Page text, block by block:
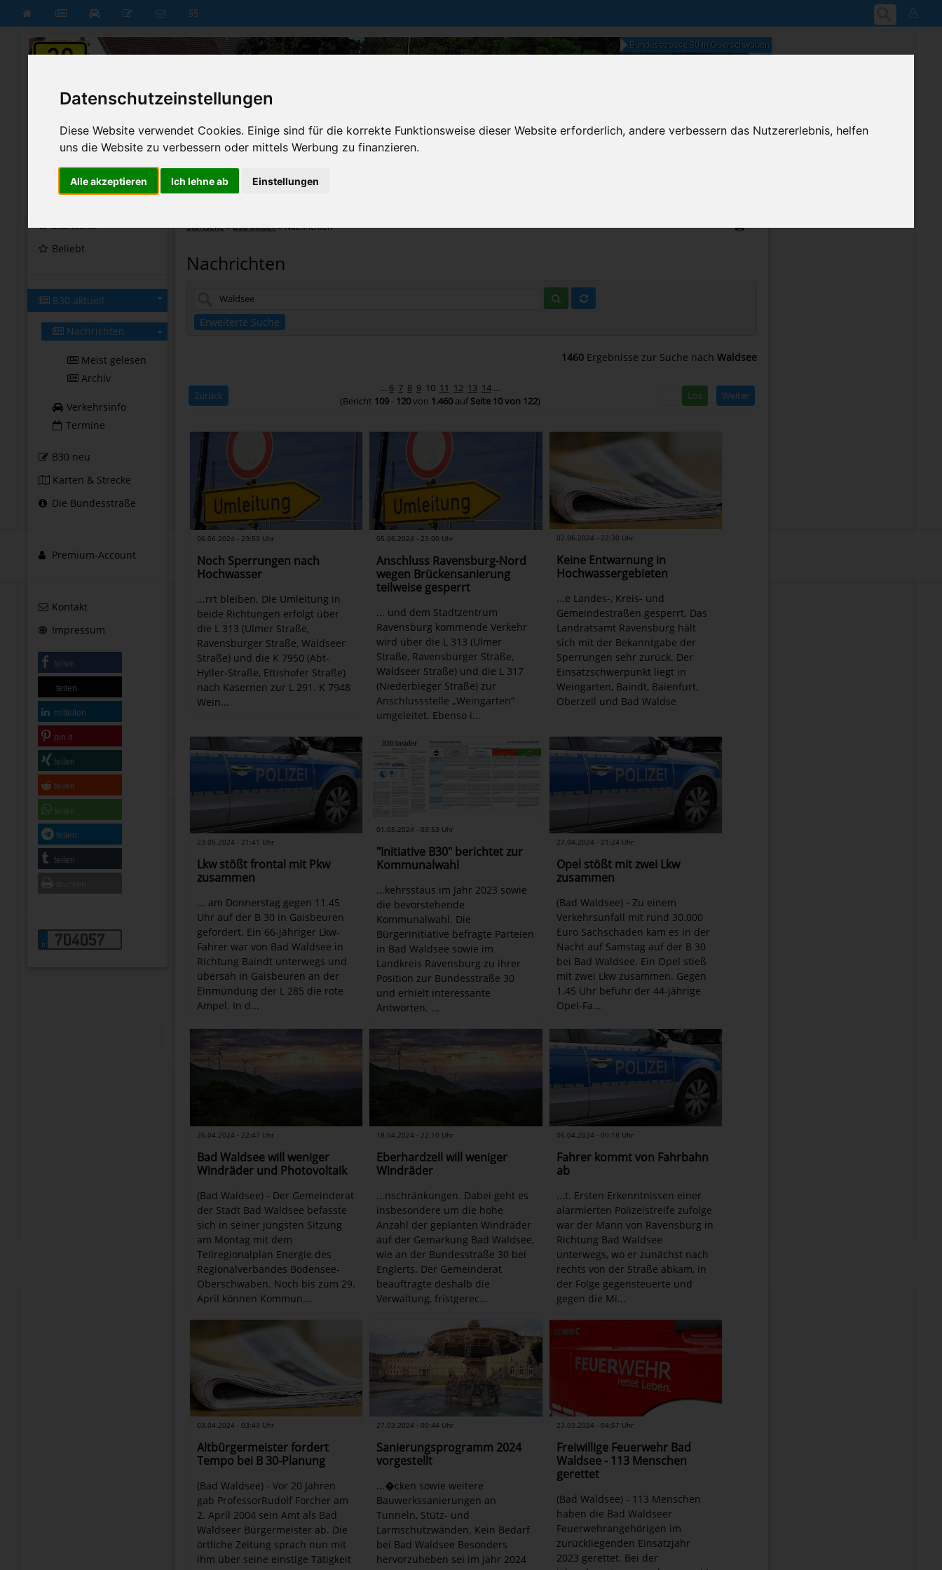
Datenschutzeinstellungen
Diese Website verwendet Cookies. Einige sind für die korrekte Funktionsweise dieser Website erforderlich, andere verbessern das Nutzererlebnis, helfen
uns die Website zu verbessern oder mittels Werbung zu finanzieren.
Alle akzeptieren Ich lehne ab Einstellungen
§§
Bundesstrasse 30 in Oberschwaben
07:39
B30 aktuell B30 neu
Startseite
Beliebt
B30 aktuell
Nachrichten
Meist gelesen
Archiv
Verkehrsinfo
Termine
B30 neu
Karten & Strecke
Die Bundesstraße
Premium-Account
Kontakt
Impressum
teilen
teilen
mitteilen
pin it
teilen
teilen
teilen
teilen
teilen
704057
Startseite»B30 aktuell»Nachrichten
Nachrichten
Erweiterte Suche
1460 Ergebnisse zur Suche nach Waldsee
Zurück
… 6 7 8 9 10 11 12 13 14 …
(Bericht 109 - 120von 1.460 aufSeite 10 von 122) Weiter
06.06.2024 - 23:53 Uhr
Noch Sperrungen nach
Hochwasser
...rrt bleiben. Die Umleitung in
beide Richtungen erfolgt über
die L 313 (Ulmer Straße,
Ravensburger Straße, Waldseer
Straße) und die K 7950 (Abt-
Hyller-Straße, Ettishofer Straße)
nach Kasernen zur L 291. K 7948
Wein...
05.06.2024 - 23:00 Uhr
Anschluss Ravensburg-Nord
wegen Brückensanierung
teilweise gesperrt
... und dem Stadtzentrum
Ravensburg kommende Verkehr
wird über die L 313 (Ulmer
Straße, Ravensburger Straße,
Waldseer Straße) und die L 317
(Niederbieger Straße) zur
Anschlussstelle „Weingarten“
umgeleitet. Ebenso i...
02.06.2024 - 22:30 Uhr
Keine Entwarnung in
Hochwassergebieten
...e Landes-, Kreis- und
Gemeindestraßen gesperrt. Das
Landratsamt Ravensburg hält
sich mit der Bekanntgabe der
Sperrungen sehr zurück. Der
Einsatzschwerpunkt liegt in
Weingarten, Baindt, Baienfurt,
Oberzell und Bad Waldse
23.05.2024 - 21:41 Uhr
Lkw stößt frontal mit Pkw
zusammen
... am Donnerstag gegen 11.45
Uhr auf der B 30 in Gaisbeuren
gefordert. Ein 66-jähriger Lkw-
Fahrer war von Bad Waldsee in
Richtung Baindt unterwegs und
übersah in Gaisbeuren an der
Einmündung der L 285 die rote
Ampel. In d...
01.05.2024 - 03:53 Uhr
"Initiative B30" berichtet zur
Kommunalwahl
...kehrsstaus im Jahr 2023 sowie
die bevorstehende
Kommunalwahl. Die
Bürgerinitiative befragte Parteien
in Bad Waldsee sowie im
Landkreis Ravensburg zu ihrer
Position zur Bundesstraße 30
und erhielt interessante
Antworten. ...
27.04.2024 - 21:24 Uhr
Opel stößt mit zwei Lkw
zusammen
(Bad Waldsee) - Zu einem
Verkehrsunfall mit rund 30.000
Euro Sachschaden kam es in der
Nacht auf Samstag auf der B 30
bei Bad Waldsee. Ein Opel stieß
mit zwei Lkw zusammen. Gegen
1.45 Uhr befuhr der 44-jährige
Opel-Fa...
26.04.2024 - 22:47 Uhr
Bad Waldsee will weniger
Windräder und Photovoltaik
(Bad Waldsee) - Der Gemeinderat
der Stadt Bad Waldsee befasste
sich in seiner jüngsten Sitzung
am Montag mit dem
Teilregionalplan Energie des
Regionalverbandes Bodensee-
Oberschwaben. Noch bis zum 29.
April können Kommun...
18.04.2024 - 22:10 Uhr
Eberhardzell will weniger
Windräder
...nschränkungen. Dabei geht es
insbesondere um die hohe
Anzahl der geplanten Windräder
auf der Gemarkung Bad Waldsee,
wie an der Bundesstraße 30 bei
Englerts. Der Gemeinderat
beauftragte deshalb die
Verwaltung, fristgerec...
06.04.2024 - 00:18 Uhr
Fahrer kommt von Fahrbahn
ab
...t. Ersten Erkenntnissen einer
alarmierten Polizeistreife zufolge
war der Mann von Ravensburg in
Richtung Bad Waldsee
unterwegs, wo er zunächst nach
rechts von der Straße abkam, in
der Folge gegensteuerte und
gegen die Mi...
03.04.2024 - 03:43 Uhr
Altbürgermeister fordert
Tempo bei B 30-Planung
(Bad Waldsee) - Vor 20 Jahren
gab ProfessorRudolf Forcher am
2. April 2004 sein Amt als Bad
Waldseer Bürgermeister ab. Die
örtliche Zeitung sprach nun mit
ihm über seine einstige Tätigkeit
27.03.2024 - 00:44 Uhr
Sanierungsprogramm 2024
vorgestellt
...�cken sowie weitere
Bauwerkssanierungen an
Tunneln, Stütz- und
Lärmschutzwänden. Kein Bedarf
bei Bad Waldsee Besonders
hervorzuheben sei im Jahr 2024
23.03.2024 - 04:57 Uhr
Freiwillige Feuerwehr Bad
Waldsee - 113 Menschen
gerettet
(Bad Waldsee) - 113 Menschen
haben die Bad Waldseer
Feuerwehrangehörigen im
zurückliegenden Einsatzjahr
2023 gerettet. Bei der